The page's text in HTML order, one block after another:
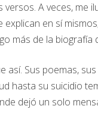
A veces, me
en sí
más de la
así. Sus poemas,
hasta su suicidio
dejó un solo